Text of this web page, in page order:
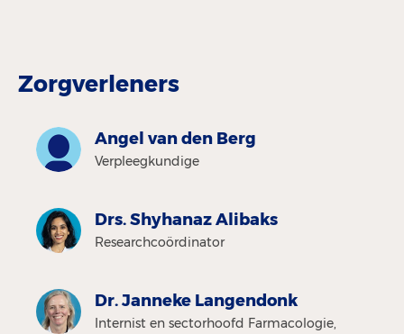
Zorgverleners
Angel van den Berg
Verpleegkundige
Drs. Shyhanaz Alibaks
Researchcoördinator
Dr. Janneke Langendonk
Internist en sectorhoofd Farmacologie,